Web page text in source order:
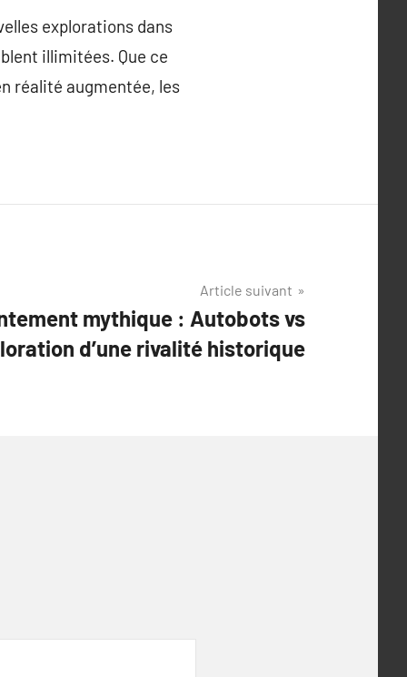
explorations dans
illimitées. Que ce
réalité augmentée, les
Article suivant
mythique : Autobots vs
d’une rivalité historique